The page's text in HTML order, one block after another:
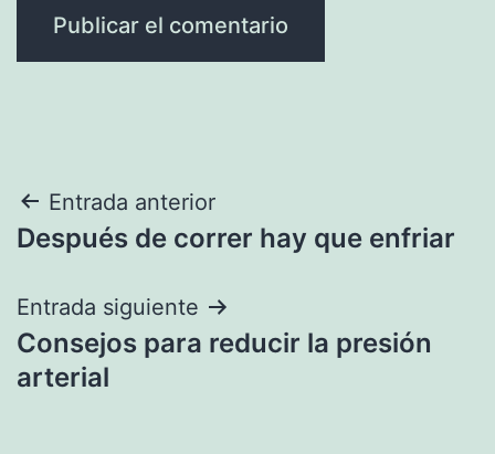
Navegación
de
entradas
Entrada anterior
Después de correr hay que enfriar
Entrada siguiente
Consejos para reducir la presión
arterial